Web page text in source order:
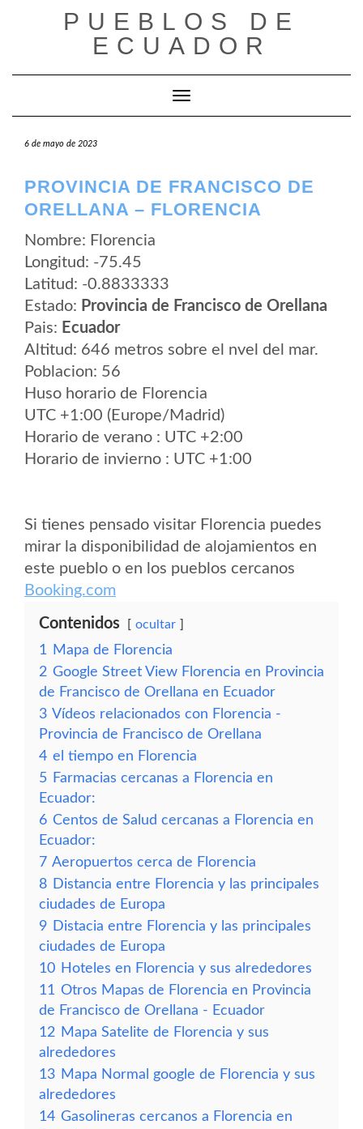
PUEBLOS DE
ECUADOR
Cambiar modo de navegación
6 de mayo de 2023
PROVINCIA DE FRANCISCO DE
ORELLANA – FLORENCIA
Nombre: Florencia
Longitud: -75.45
Latitud: -0.8833333
Estado: Provincia de Francisco de Orellana
Pais: Ecuador
Altitud: 646 metros sobre el nvel del mar.
Poblacion: 56
Huso horario de Florencia
UTC +1:00 (Europe/Madrid)
Horario de verano : UTC +2:00
Horario de invierno : UTC +1:00
Si tienes pensado visitar Florencia puedes
mirar la disponibilidad de alojamientos en
este pueblo o en los pueblos cercanos
Booking.com
Contenidos ocultar
1
Mapa de Florencia
2 Google Street View Florencia en Provincia
de Francisco de Orellana en Ecuador
3 Vídeos relacionados con Florencia -
Provincia de Francisco de Orellana
4 el tiempo en Florencia
5 Farmacias cercanas a Florencia en
Ecuador:
6 Centos de Salud cercanas a Florencia en
Ecuador:
7 Aeropuertos cerca de Florencia
8 Distancia entre Florencia y las principales
ciudades de Europa
9 Distacia entre Florencia y las principales
ciudades de Europa
10 Hoteles en Florencia y sus alrededores
11 Otros Mapas de Florencia en Provincia
de Francisco de Orellana - Ecuador
12 Mapa Satelite de Florencia y sus
alrededores
13 Mapa Normal google de Florencia y sus
alrededores
14 Gasolineras cercanos a Florencia en